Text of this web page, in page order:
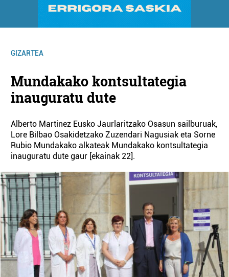
GIZARTEA
Mundakako kontsultategia
inauguratu dute
Alberto Martinez Eusko Jaurlaritzako Osasun sailburuak,
Lore Bilbao Osakidetzako Zuzendari Nagusiak eta Sorne
Rubio Mundakako alkateak Mundakako kontsultategia
inauguratu dute gaur [ekainak 22].